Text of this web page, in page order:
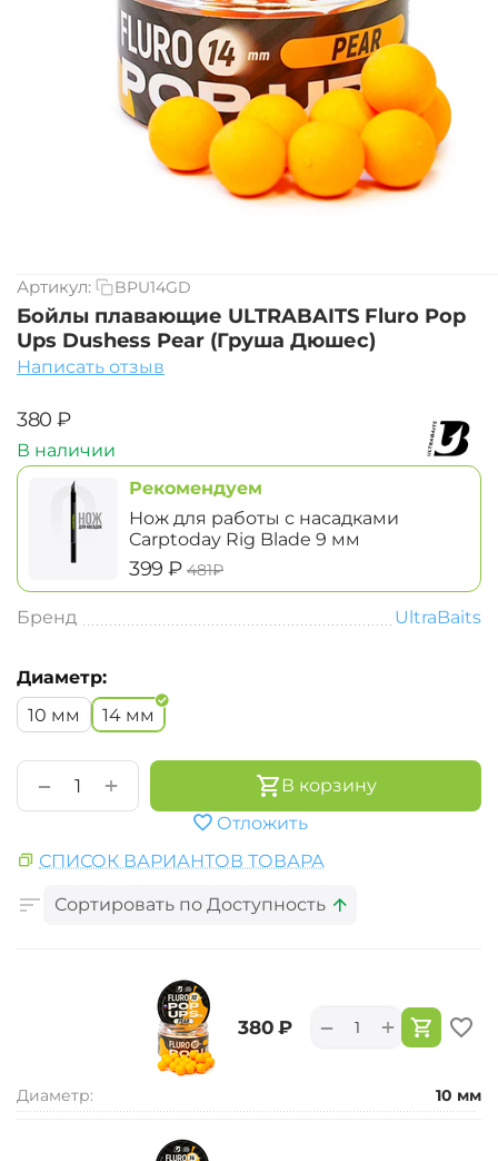
Артикул: BPU14GD
Бойлы плавающие ULTRABAITS Fluro Pop
Ups Dushess Pear (Груша Дюшес)
Написать отзыв
‍380‍ ₽
В наличии
Рекомендуем
Нож для работы с насадками
Carptoday Rig Blade 9 мм
‍399‍ ₽ ‍481‍₽
Бренд UltraBaits
Диаметр:
10 мм
14 мм
+
−
В корзину
Отложить
СПИСОК ВАРИАНТОВ ТОВАРА
Сортировать по Доступность
‍380‍ ₽ +
−
Диаметр: 10 мм